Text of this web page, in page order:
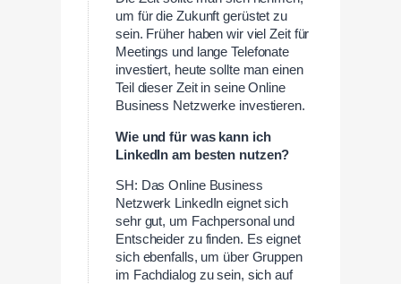
um für die Zukunft gerüstet zu
sein. Früher haben wir viel Zeit für
Meetings und lange Telefonate
investiert, heute sollte man einen
Teil dieser Zeit in seine Online
Business Netzwerke investieren.
Wie und für was kann ich
LinkedIn am besten nutzen?
SH: Das Online Business
Netzwerk LinkedIn eignet sich
sehr gut, um Fachpersonal und
Entscheider zu finden. Es eignet
sich ebenfalls, um über Gruppen
im Fachdialog zu sein, sich auf